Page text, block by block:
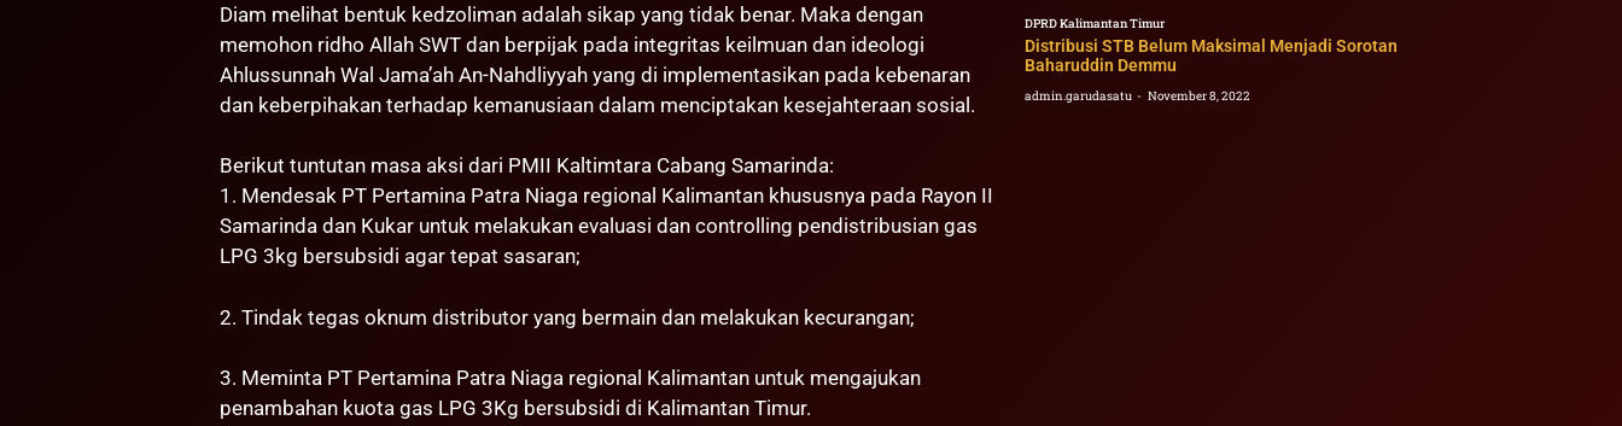
Diam melihat bentuk kedzoliman adalah sikap yang tidak benar. Maka dengan
memohon ridho Allah SWT dan berpijak pada integritas keilmuan dan ideologi
Ahlussunnah Wal Jama’ah An-Nahdliyyah yang di implementasikan pada kebenaran
dan keberpihakan terhadap kemanusiaan dalam menciptakan kesejahteraan sosial.
Berikut tuntutan masa aksi dari PMII Kaltimtara Cabang Samarinda:
1. Mendesak PT Pertamina Patra Niaga regional Kalimantan khususnya pada Rayon II
Samarinda dan Kukar untuk melakukan evaluasi dan controlling pendistribusian gas
LPG 3kg bersubsidi agar tepat sasaran;
2. Tindak tegas oknum distributor yang bermain dan melakukan kecurangan;
3. Meminta PT Pertamina Patra Niaga regional Kalimantan untuk mengajukan
penambahan kuota gas LPG 3Kg bersubsidi di Kalimantan Timur.
DPRD Kalimantan Timur
Distribusi STB Belum Maksimal Menjadi Sorotan
Baharuddin Demmu
admin.garudasatu November 8, 2022